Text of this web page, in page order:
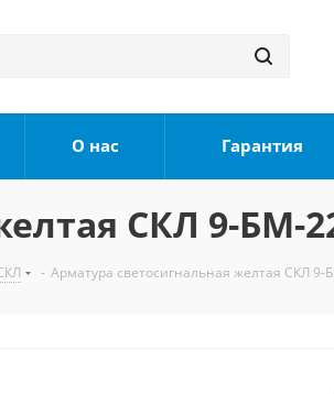
О нас Гарантия
СКЛ 9-БМ-
- Арматура светосигнальная желтая СКЛ 9-